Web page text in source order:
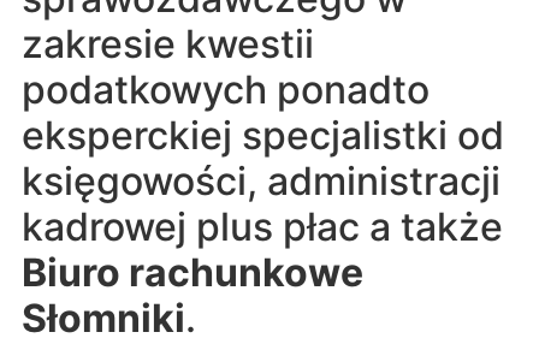
zakresie kwestii
podatkowych ponadto
eksperckiej specjalistki od
księgowości, administracji
kadrowej plus płac a także
Biuro rachunkowe
Słomniki.